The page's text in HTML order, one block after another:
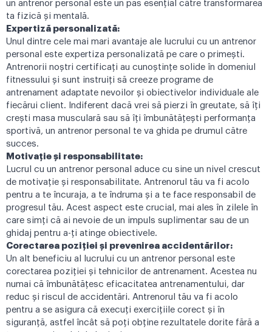
un antrenor personal este un pas esențial către transformarea
ta fizică și mentală.
Expertiză personalizată:
Unul dintre cele mai mari avantaje ale lucrului cu un antrenor
personal este expertiza personalizată pe care o primești.
Antrenorii noștri certificați au cunoștințe solide în domeniul
fitnessului și sunt instruiți să creeze programe de
antrenament adaptate nevoilor și obiectivelor individuale ale
fiecărui client. Indiferent dacă vrei să pierzi în greutate, să îți
crești masa musculară sau să îți îmbunătățești performanța
sportivă, un antrenor personal te va ghida pe drumul către
succes.
Motivație și responsabilitate:
Lucrul cu un antrenor personal aduce cu sine un nivel crescut
de motivație și responsabilitate. Antrenorul tău va fi acolo
pentru a te încuraja, a te îndruma și a te face responsabil de
progresul tău. Acest aspect este crucial, mai ales în zilele în
care simți că ai nevoie de un impuls suplimentar sau de un
ghidaj pentru a-ți atinge obiectivele.
Corectarea poziției și prevenirea accidentărilor:
Un alt beneficiu al lucrului cu un antrenor personal este
corectarea poziției și tehnicilor de antrenament. Acestea nu
numai că îmbunătățesc eficacitatea antrenamentului, dar
reduc și riscul de accidentări. Antrenorul tău va fi acolo
pentru a se asigura că execuți exercițiile corect și în
siguranță, astfel încât să poți obține rezultatele dorite fără a